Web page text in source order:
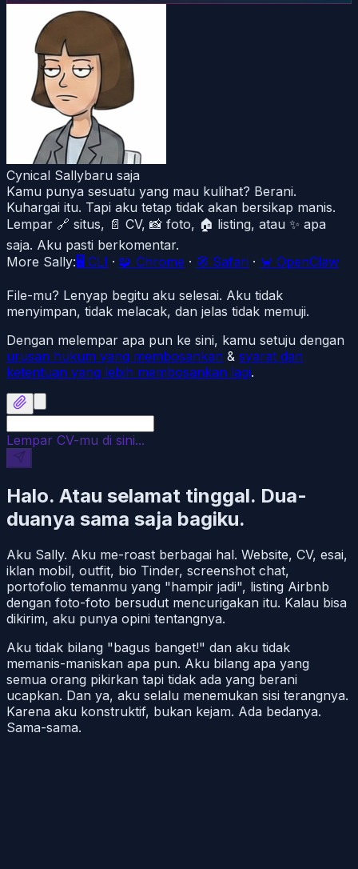
Cynical Sallybaru saja
Kamu punya sesuatu yang mau kulihat? Berani.
Kuhargai itu. Tapi aku tetap tidak akan bersikap manis.
Lempar 🔗 situs, 📄 CV, 📸 foto, 🏠 listing, atau ✨ apa
saja. Aku pasti berkomentar.
More Sally:🖥️ CLI · 🧩 Chrome · 🧭 Safari · 🦀 OpenClaw
File-mu? Lenyap begitu aku selesai. Aku tidak
menyimpan, tidak melacak, dan jelas tidak memuji.
Dengan melempar apa pun ke sini, kamu setuju dengan
urusan hukum yang membosankan & syarat dan
ketentuan yang lebih membosankan lagi.
Lempar CV-mu di sini...
Halo. Atau selamat tinggal. Dua-
duanya sama saja bagiku.
Aku Sally. Aku me-roast berbagai hal. Website, CV, esai,
iklan mobil, outfit, bio Tinder, screenshot chat,
portofolio temanmu yang "hampir jadi", listing Airbnb
dengan foto-foto bersudut mencurigakan itu. Kalau bisa
dikirim, aku punya opini tentangnya.
Aku tidak bilang "bagus banget!" dan aku tidak
memanis-maniskan apa pun. Aku bilang apa yang
semua orang pikirkan tapi tidak ada yang berani
ucapkan. Dan ya, aku selalu menemukan sisi terangnya.
Karena aku konstruktif, bukan kejam. Ada bedanya.
Sama-sama.